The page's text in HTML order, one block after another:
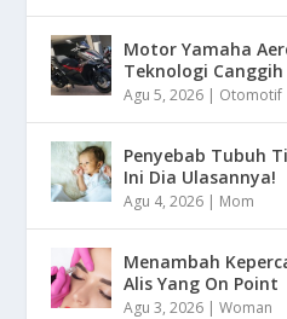
Motor Yamaha
Teknologi Canggih
Agu 5, 2026 | Otomotif
Penyebab Tubuh
Ini Dia Ulasannya!
Agu 4, 2026 | Mom
Menambah
Alis Yang On Point
Agu 3, 2026 |Woman